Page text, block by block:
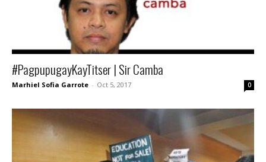
#PagpupugayKayTitser | Sir Camba
Marhiel Sofia Garrote - Oct 5, 2017 0